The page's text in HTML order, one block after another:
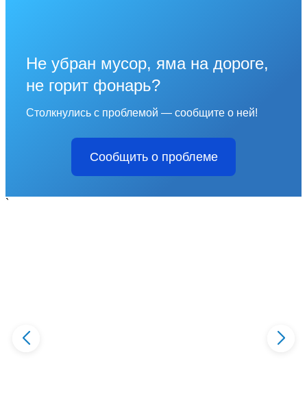
Не убран мусор, яма на дороге,
не горит фонарь?
Столкнулись с проблемой — сообщите о ней!
Сообщить о проблеме
`